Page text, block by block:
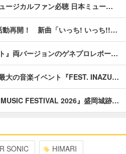
ージカルファン必聴 日本ミュー…
再開！ 新曲「いっち! いっち!!…
』両バージョンのゲネプロレポー…
大の音楽イベント『FEST. INAZU…
FESTIVAL 2026』盛岡城跡…
SONIC HIMARI